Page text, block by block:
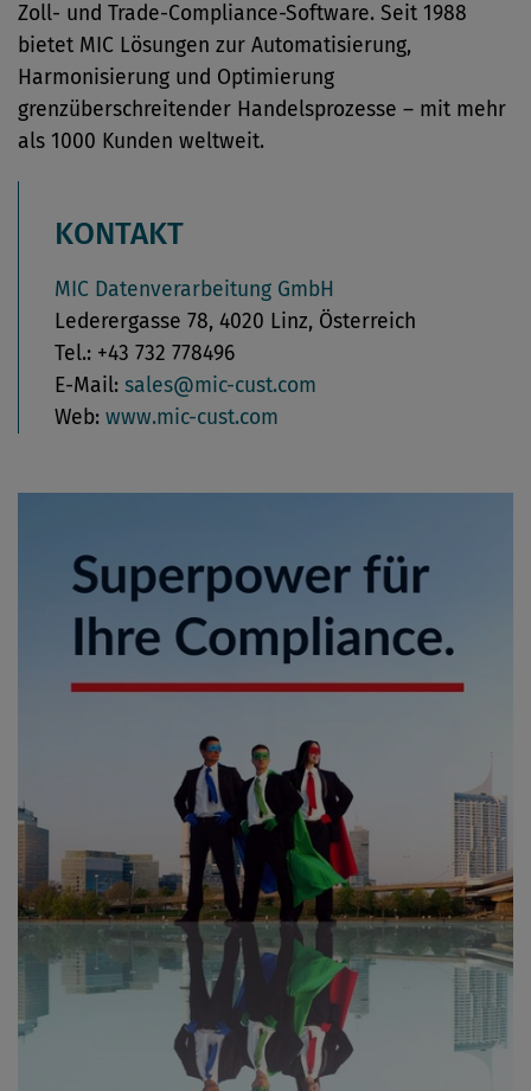
Zoll- und Trade-Compliance-Software. Seit 1988
bietet MIC Lösungen zur Automatisierung,
Harmonisierung und Optimierung
grenzüberschreitender Handelsprozesse – mit mehr
als 1000 Kunden weltweit.
KONTAKT
MIC Datenverarbeitung GmbH
Lederergasse 78, 4020 Linz, Österreich
Tel.: +43 732 778496
E-Mail: sales@mic-cust.com
Web: www.mic-cust.com